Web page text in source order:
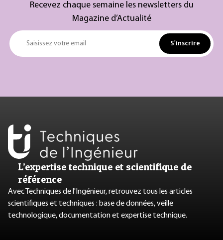
Recevez chaque semaine les newsletters du
Magazine d’Actualité
Saisissez votre email S'inscrire
L’expertise technique et scientifique de
référence
Avec Techniques de l'Ingénieur, retrouvez tous les articles
scientifiques et techniques : base de données, veille
technologique, documentation et expertise technique.